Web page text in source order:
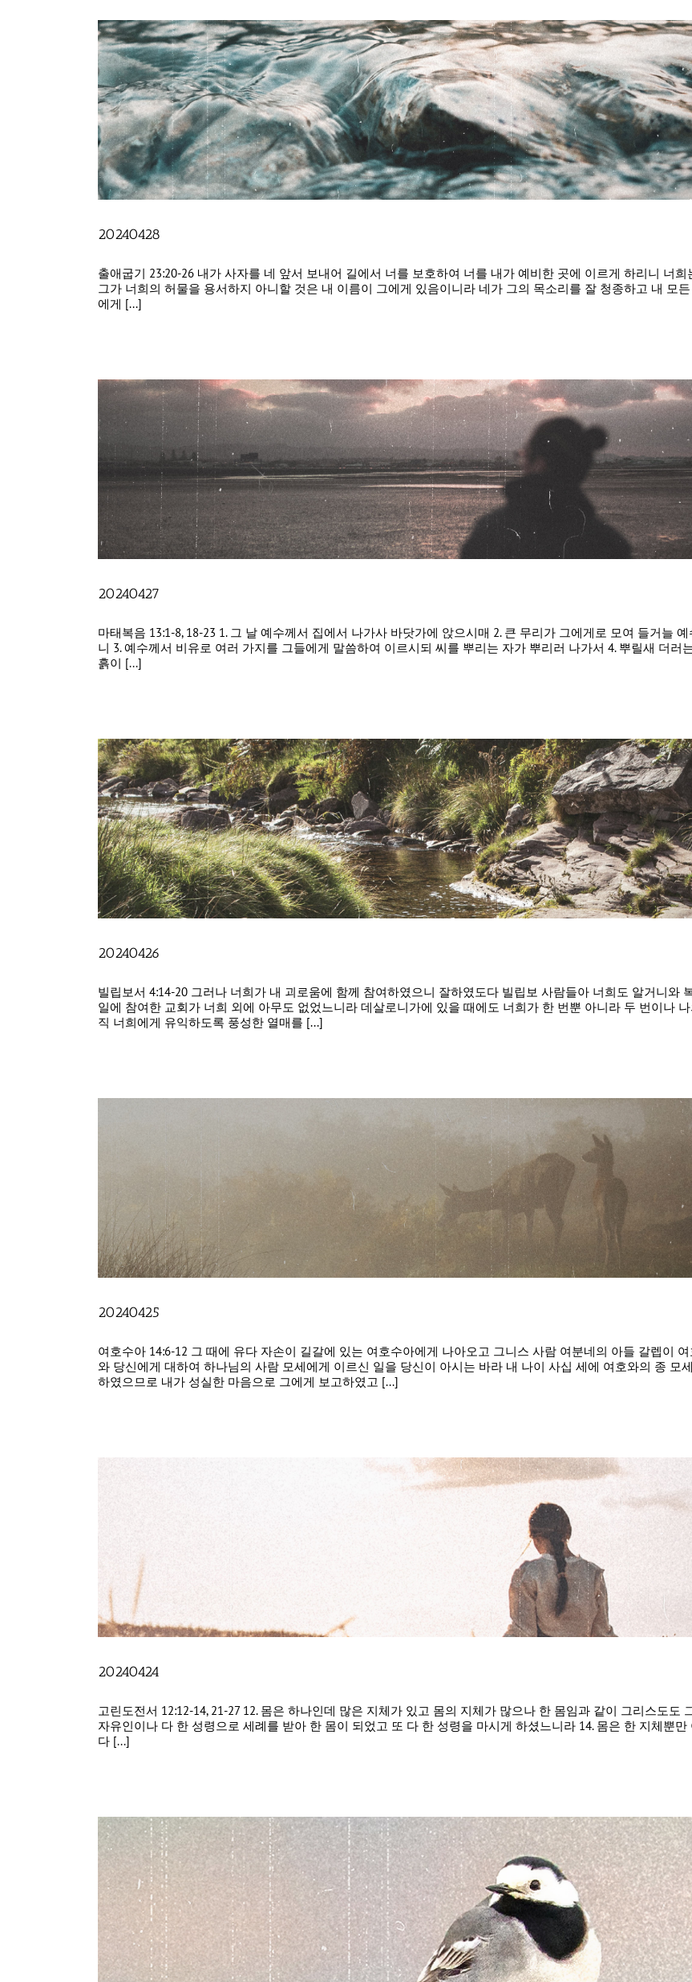
20240428
출애굽기 23:20-26 내가 사자를 네 앞서 보내어 길에서 너를 보호하여 너를 내가 예비한 곳에 이르게 하리니 너
그가 너희의 허물을 용서하지 아니할 것은 내 이름이 그에게 있음이니라 네가 그의 목소리를 잘 청종하고 내 모
에게 [...]
20240427
마태복음 13:1-8, 18-23 1. 그 날 예수께서 집에서 나가사 바닷가에 앉으시매 2. 큰 무리가 그에게로 모여 들거늘
니 3. 예수께서 비유로 여러 가지를 그들에게 말씀하여 이르시되 씨를 뿌리는 자가 뿌리러 나가서 4. 뿌릴새 더러
흙이 [...]
20240426
빌립보서 4:14-20 그러나 너희가 내 괴로움에 함께 참여하였으니 잘하였도다 빌립보 사람들아 너희도 알거니와
일에 참여한 교회가 너희 외에 아무도 없었느니라 데살로니가에 있을 때에도 너희가 한 번뿐 아니라 두 번이나
직 너희에게 유익하도록 풍성한 열매를 [...]
20240425
여호수아 14:6-12 그 때에 유다 자손이 길갈에 있는 여호수아에게 나아오고 그니스 사람 여분네의 아들 갈렙이
와 당신에게 대하여 하나님의 사람 모세에게 이르신 일을 당신이 아시는 바라 내 나이 사십 세에 여호와의 종 모
하였으므로 내가 성실한 마음으로 그에게 보고하였고 [...]
20240424
고린도전서 12:12-14, 21-27 12. 몸은 하나인데 많은 지체가 있고 몸의 지체가 많으나 한 몸임과 같이 그리스도도
자유인이나 다 한 성령으로 세례를 받아 한 몸이 되었고 또 다 한 성령을 마시게 하셨느니라 14. 몸은 한 지체뿐
다 [...]